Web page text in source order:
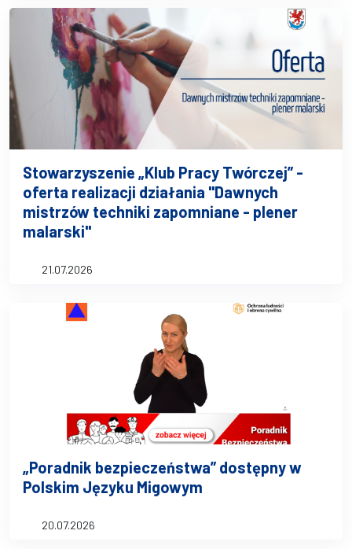
Stowarzyszenie „Klub Pracy Twórczej” -
oferta realizacji działania "Dawnych
mistrzów techniki zapomniane - plener
malarski"
21.07.2026
„Poradnik bezpieczeństwa” dostępny w
Polskim Języku Migowym
20.07.2026